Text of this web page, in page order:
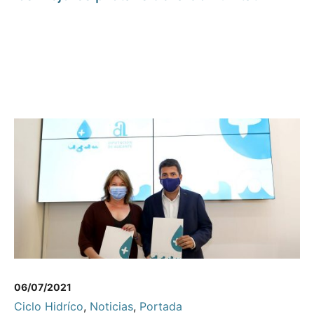
06/07/2021
Ciclo Hidríco, Noticias, Portada